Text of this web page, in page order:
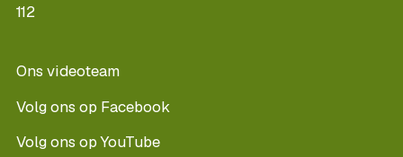
112
Ons videoteam
Volg ons op Facebook
Volg ons op YouTube